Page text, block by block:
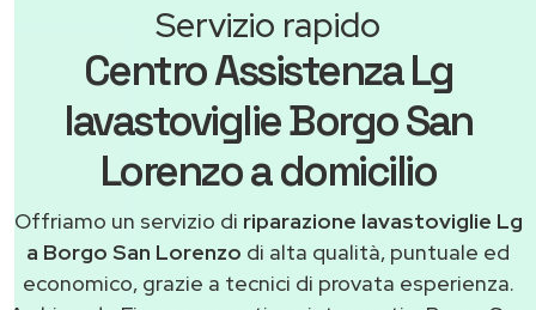
Servizio rapido
Centro Assistenza Lg
lavastoviglie Borgo San
Lorenzo a domicilio
Offriamo un servizio di riparazione lavastoviglie Lg
a Borgo San Lorenzo di alta qualità, puntuale ed
economico, grazie a tecnici di provata esperienza.